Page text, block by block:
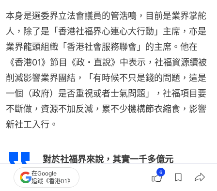
本身是選委界立法會議員的管浩鳴，目前是業界掌舵
人，除了是「香港社福界心連心大行動」主席，亦是
業界龍頭組織「香港社會服務聯會」的主席。他在
《香港01》節目《政・直說》中表示，社福資源續被
削減影響業界團結，「有時候不只是錢的問題，這是
一個（政府）是否重視或者士氣問題」，社福項目要
不斷做，資源不加反減，累不少機構節衣縮食，影響
新社工入行。
對於社福界來說，其實一千多億元
是假象，因為當中有八百多億元直
在Google
追蹤《香港01》
6